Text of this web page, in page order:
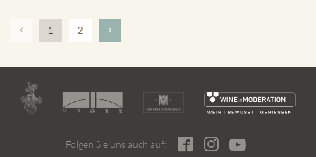
1 2
Folgen Sie uns auch auf: